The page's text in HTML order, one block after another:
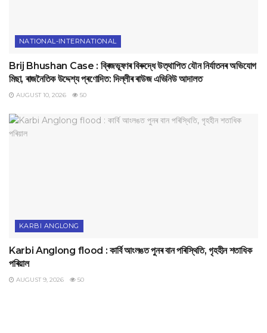
NATIONAL-INTERNATIONAL
Brij Bhushan Case : ব্ৰিজভূষণৰ বিৰুদ্ধে উত্থাপিত যৌন নিৰ্যাতনৰ অভিযোগ
মিছা, ৰাজনৈতিক উদ্দেশ্য প্ৰণোদিত: দিল্লীৰ ৰাউজ এভিনিউ আদালত
AUGUST 10, 2026 50
KARBI ANGLONG
Karbi Anglong flood : কার্বি আংলঙত পুনৰ বান পৰিস্থিতি, গৃহহীন শতাধিক
পৰিয়াল
AUGUST 9, 2026 50